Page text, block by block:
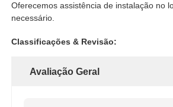
Oferecemos assistência de instalação no
necessário.
Classificações & Revisão:
Avaliação Geral